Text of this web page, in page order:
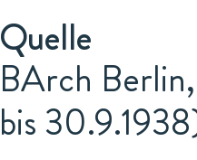
Quelle
BArch
bis